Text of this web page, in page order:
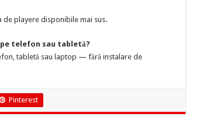
de playere disponibile mai sus.
pe telefon sau tabletă?
tabletă sau laptop — fără instalare de
Pinterest